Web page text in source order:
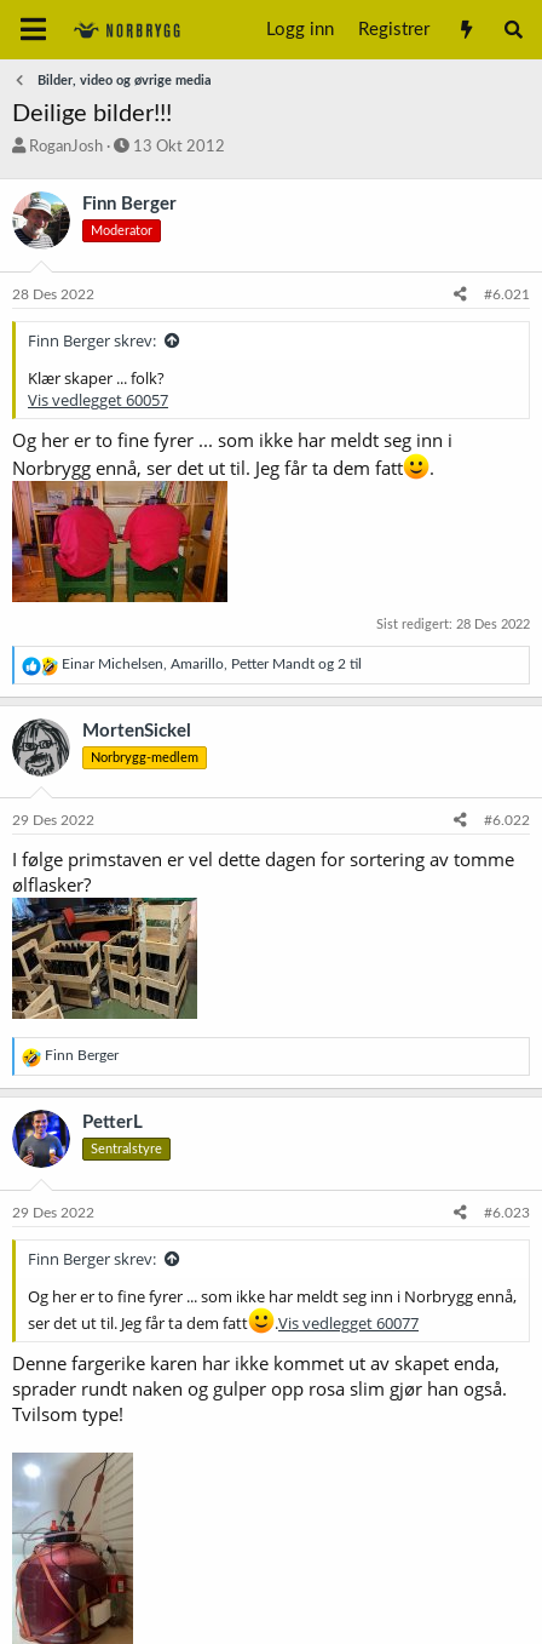
Logg inn Registrer
Bilder, video og øvrige media
Deilige bilder!!!
T
å
d
s
a
r
t
e
RoganJosh
S
r
t
a
o
13 Okt 2012
Finn Berger
Moderator
28 Des 2022 #6.021
Finn Berger skrev:
Klær skaper ... folk?
Vis vedlegget 60057
Og her er to fine fyrer ... som ikke har meldt seg inn i
Norbrygg ennå, ser det ut til. Jeg får ta dem fatt
.
Sist redigert: 28 Des 2022
R
e
a
s
j
n
e
:
Einar Michelsen Amarillo Petter Mandt og 2 til
MortenSickel
Norbrygg-medlem
29 Des 2022 #6.022
I følge primstaven er vel dette dagen for sortering av tomme
ølflasker?
R
e
a
k
s
j
o
e
Finn Berger
PetterL
Sentralstyre
29 Des 2022 #6.023
Finn Berger skrev:
Og her er to fine fyrer ... som ikke har meldt seg inn i Norbrygg ennå,
ser det ut til. Jeg får ta dem fatt
.Vis vedlegget 60077
Denne fargerike karen har ikke kommet ut av skapet enda,
sprader rundt naken og gulper opp rosa slim gjør han også.
Tvilsom type!